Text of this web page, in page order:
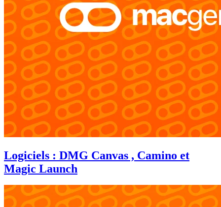
Logiciels : DMG Canvas , Camino et
Magic Launch